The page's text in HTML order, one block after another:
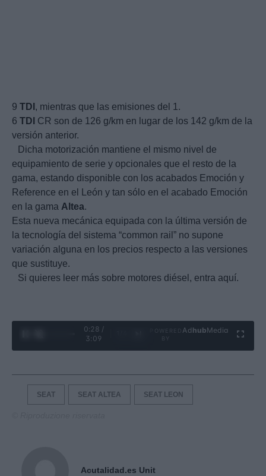
9 TDI , mientras que las emisiones del 1.
6 TDI CR son de 126 g/km en lugar de los 142 g/km de la
versión anterior.
Dicha motorización mantiene el mismo nivel de
equipamiento de serie y opcionales que el resto de la
gama, estando disponible con los acabados Emoción y
Reference en el León y tan sólo en el acabado Emoción
en la gama Altea.
Esta nueva mecánica equipada con la última versión de
la tecnología del sistema “common rail” no supone
variación alguna en los precios respecto a las versiones
que sustituye.
Si quieres leer más sobre motores diésel, entra aquí.
0:29 /
3:09
Ad hubMedia
SEAT SEAT ALTEA SEAT LEON
Acutalidad.es Unit